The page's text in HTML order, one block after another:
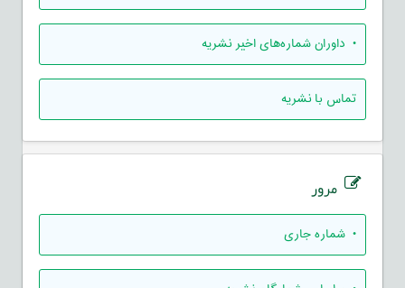
• داوران شماره‌های اخیر نشریه
تماس با نشریه
مرور
• شماره جاری